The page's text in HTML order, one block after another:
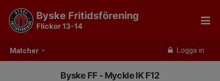
Matcher Logga in
Byske Fritidsförening
Flickor 13-14
Byske FF - Myckle IK F12